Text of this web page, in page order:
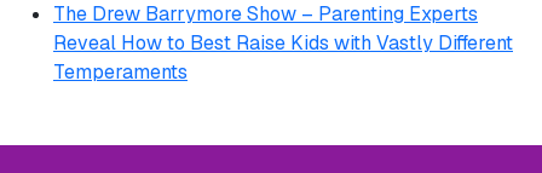
The Drew Barrymore Show – Parenting Experts
Reveal How to Best Raise Kids with Vastly Different
Temperaments